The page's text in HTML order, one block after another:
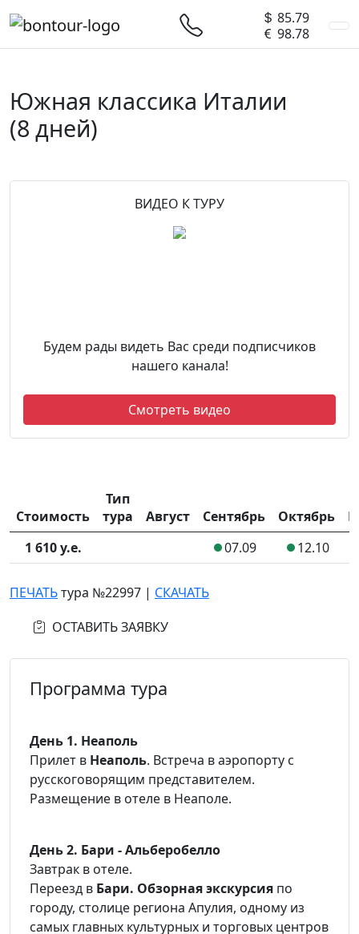
85.79
98.78
Южная классика Италии
(8 дней)
ВИДЕО К ТУРУ
Будем рады видеть Вас среди подписчиков
нашего канала!
Смотреть видео
Стоимость
Тип
тура
Август Сентябрь Октябрь
1 610 у.е.
07.09 12.10
ПЕЧАТЬтура №22997 | СКАЧАТЬ
ОСТАВИТЬ ЗАЯВКУ
Программа тура
День 1. Неаполь
Прилет в Неаполь. Встреча в аэропорту с
русскоговорящим представителем.
Размещение в отеле в Неаполе.
День 2. Бари - Альберобелло
Завтрак в отеле.
Переезд в Бари. Обзорная экскурсия по
городу, столице региона Апулия, одному из
самых главных культурных и торговых центров